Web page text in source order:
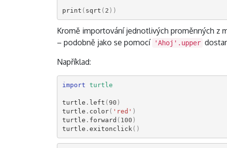
print ( sqrt ( 2 ))
Kromě importování jednotlivých proměnných z
– podobně jako se pomocí
'Ahoj'.upper
Například:
import turtle
turtle . left ( 90 )
turtle . color( 'red' )
turtle . forward ( 100 )
turtle . exitonclick ()